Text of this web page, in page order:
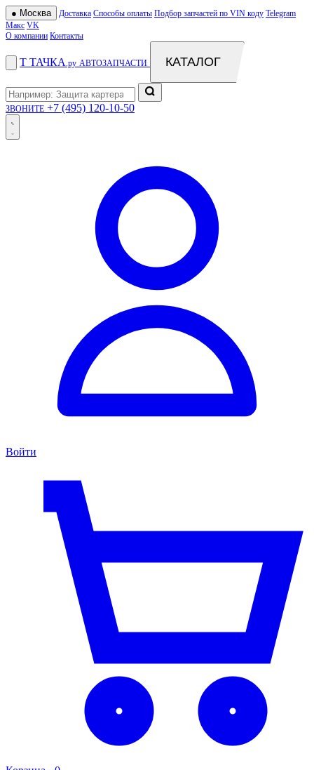
● Москва Доставка Способы оплаты Подбор запчастей по VIN коду Telegram
Макс VK
О компании Контакты
Т ТАЧКА .ру АВТОЗАПЧАСТИ КАТАЛОГ
ЗВОНИТЕ +7 (495) 120-10-50
Войти